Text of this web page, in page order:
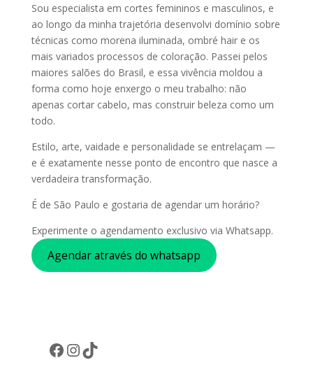
Sou especialista em cortes femininos e masculinos, e
ao longo da minha trajetória desenvolvi domínio sobre
técnicas como morena iluminada, ombré hair e os
mais variados processos de coloração. Passei pelos
maiores salões do Brasil, e essa vivência moldou a
forma como hoje enxergo o meu trabalho: não
apenas cortar cabelo, mas construir beleza como um
todo.
Estilo, arte, vaidade e personalidade se entrelaçam —
e é exatamente nesse ponto de encontro que nasce a
verdadeira transformação.
É de São Paulo e gostaria de agendar um horário?
Experimente o agendamento exclusivo via Whatsapp.
Agendar através do whatsapp
Facebook
Instagram
TikTok